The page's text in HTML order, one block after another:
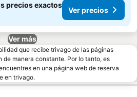
precios exactos
Ver precios
Ver más
que recibe trivago de las páginas
de manera constante. Por lo tanto, es
en una página web de reserva
en trivago.